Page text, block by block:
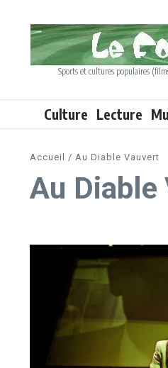
Sports et cultures populaires
Culture Lecture
Accueil / Au Diable Vauvert
Au Diable